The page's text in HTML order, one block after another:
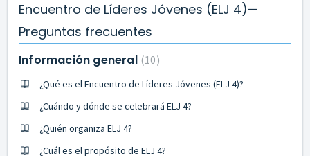
Encuentro de Líderes Jóvenes (ELJ 4)—
Preguntas frecuentes
Información general 10
¿Qué es el Encuentro de Líderes Jóvenes (ELJ 4)?
¿Cuándo y dónde se celebrará ELJ 4?
¿Quién organiza ELJ 4?
¿Cuál es el propósito de ELJ 4?